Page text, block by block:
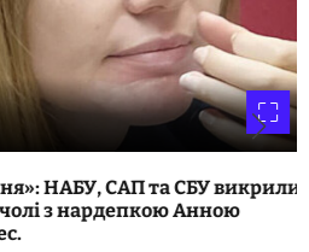
НАБУ, САП та СБУ викрили
з нардепкою Анною